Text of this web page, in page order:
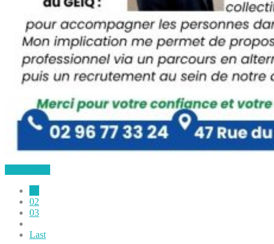
02
03
Last